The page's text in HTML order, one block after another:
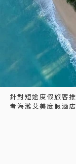
針對短途度假旅客
考海灘艾美度假酒